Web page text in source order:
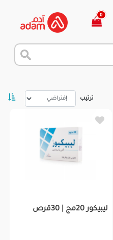
0
ترتيب
ليبيكور 20مج | 30قرص